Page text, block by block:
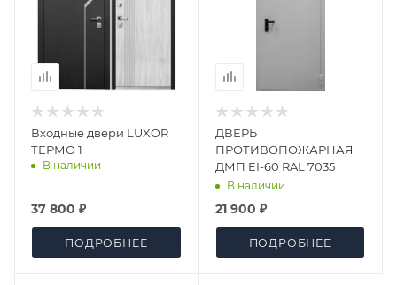
Входные двери LUXOR
ТЕРМО 1
В наличии
37 800 ₽
ПОДРОБНЕЕ
ДВЕРЬ
ПРОТИВОПОЖАРНАЯ
ДМП EI-60 RAL 7035
В наличии
21 900 ₽
ПОДРОБНЕЕ